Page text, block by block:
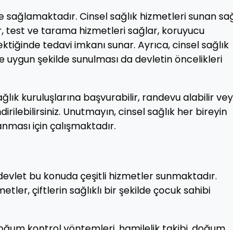
Cinsel sağlık hizmetleri sunan
test ve tarama hizmetleri sağlar, koruyucu
tedavi imkanı sunar. Ayrıca, cinsel sağlık
şekilde sunulması da devletin öncelikleri
kuruluşlarına başvurabilir, randevu alabilir
Unutmayın, cinsel sağlık her bireyin
için çalışmaktadır.
bu konuda çeşitli hizmetler sunmaktadır.
çiftlerin sağlıklı bir şekilde çocuk sahibi